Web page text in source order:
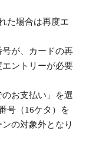
た場合は再度エ
が、カードの再
ントリーが必要
お支払い」を選
号（16ケタ）を
の対象外となり